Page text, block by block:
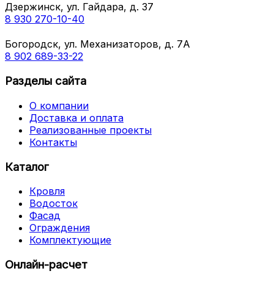
Дзержинск, ул. Гайдара, д. 37
8 930 270-10-40
Богородск, ул. Механизаторов, д. 7А
8 902 689-33-22
Разделы сайта
О компании
Доставка и оплата
Реализованные проекты
Контакты
Каталог
Кровля
Водосток
Фасад
Ограждения
Комплектующие
Онлайн-расчет